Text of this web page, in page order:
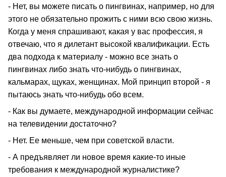
- Нет, вы можете писать о пингвинах, например, но для
этого не обязательно прожить с ними всю свою жизнь.
Когда у меня спрашивают, какая у вас профессия, я
отвечаю, что я дилетант высокой квалификации. Есть
два подхода к материалу - можно все знать о
пингвинах либо знать что-нибудь о пингвинах,
кальмарах, щуках, женщинах. Мой принцип второй - я
пытаюсь знать что-нибудь обо всем.
- Как вы думаете, международной информации сейчас
на телевидении достаточно?
- Нет. Ее меньше, чем при советской власти.
- А предъявляет ли новое время какие-то иные
требования к международной журналистике?